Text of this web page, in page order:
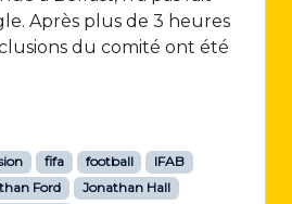
Après plus de 3 heures
du comité ont été
fifa football
IFAB
Ford
Jonathan Hall